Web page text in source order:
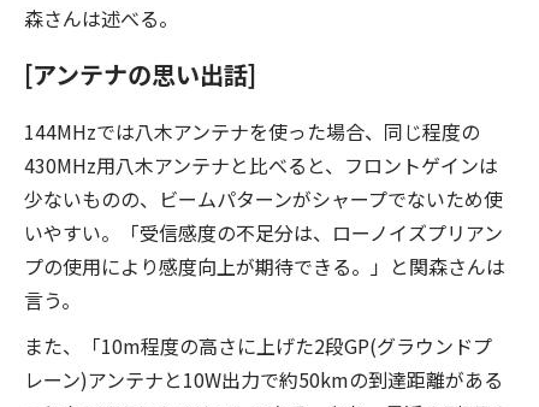
森さんは述べる。
[アンテナの思い出話]
144MHzでは八木アンテナを使った場合、同じ程度の
430MHz用八木アンテナと比べると、フロントゲインは
少ないものの、ビームパターンがシャープでないため使
いやすい。「受信感度の不足分は、ローノイズプリアン
プの使用により感度向上が期待できる。」と関森さんは
言う。
また、「10m程度の高さに上げた2段GP(グラウンドプ
レーン)アンテナと10W出力で約50kmの到達距離がある